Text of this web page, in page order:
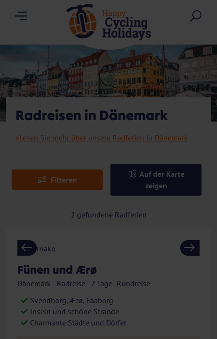
Radreisen in Dänemark
»Lesen Sie mehr über unsere Radferien in Dänemark
Filteren
Auf der Karte
zeigen
2 gefundene Radferien
Previous Next
Fünen und Ærø
Dänemark - Radreise - 7 Tage- Rundreise
Svendborg, Ærø, Faaborg
Inseln und schöne Strände
Charmante Städte und Dörfer